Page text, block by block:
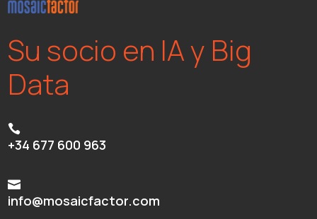
Su socio en IA y Big
Data

+34 677 600 963

info@mosaicfactor.com